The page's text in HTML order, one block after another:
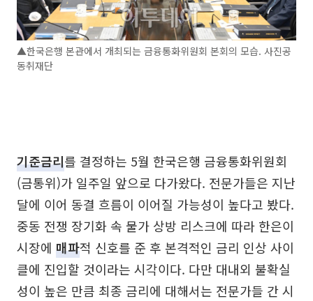
▲한국은행 본관에서 개최되는 금융통화위원회 본회의 모습. 사진공
동취재단
기준금리를 결정하는 5월 한국은행 금융통화위원회
(금통위)가 일주일 앞으로 다가왔다. 전문가들은 지난
달에 이어 동결 흐름이 이어질 가능성이 높다고 봤다.
중동 전쟁 장기화 속 물가 상방 리스크에 따라 한은이
시장에 매파적 신호를 준 후 본격적인 금리 인상 사이
클에 진입할 것이라는 시각이다. 다만 대내외 불확실
성이 높은 만큼 최종 금리에 대해서는 전문가들 간 시